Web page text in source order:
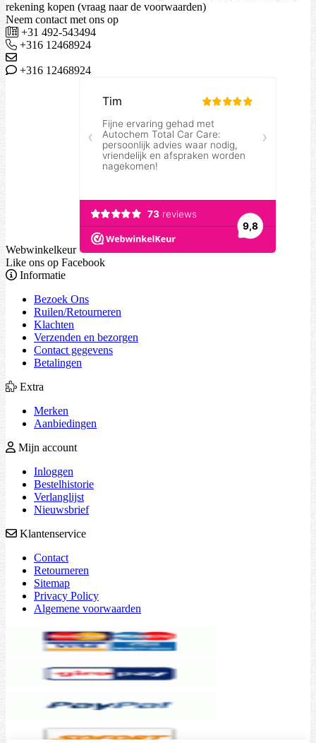
rekening kopen (vraag naar de voorwaarden)
Neem contact met ons op
+31 492-543494
+316 12468924
+316 12468924
Webwinkelkeur
Like ons op Facebook
Informatie
Bezoek Ons
Ruilen/Retourneren
Klachten
Verzenden en bezorgen
Contact gegevens
Betalingen
Extra
Merken
Aanbiedingen
Mijn account
Inloggen
Bestelhistorie
Verlanglijst
Nieuwsbrief
Klantenservice
Contact
Retourneren
Sitemap
Privacy Policy
Algemene voorwaarden